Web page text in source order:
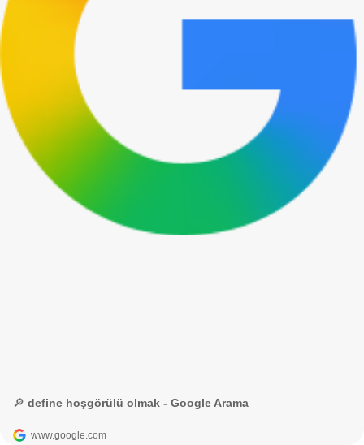
🔎 define hoşgörülü olmak - Google Arama
www.google.com